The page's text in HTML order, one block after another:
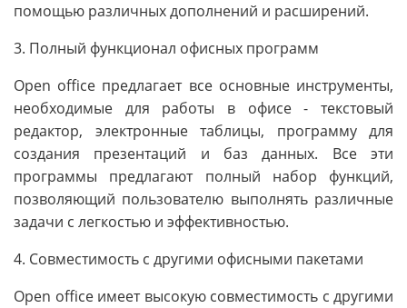
помощью различных дополнений и расширений.
3. Полный функционал офисных программ
Open office предлагает все основные инструменты,
необходимые для работы в офисе - текстовый
редактор, электронные таблицы, программу для
создания презентаций и баз данных. Все эти
программы предлагают полный набор функций,
позволяющий пользователю выполнять различные
задачи с легкостью и эффективностью.
4. Совместимость с другими офисными пакетами
Open office имеет высокую совместимость с другими